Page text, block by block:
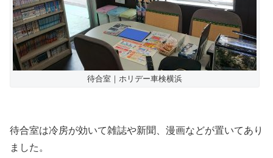
待合室｜ホリデー車検横浜
待合室は冷房が効いて雑誌や新聞、漫画などが置いてあり
ました。